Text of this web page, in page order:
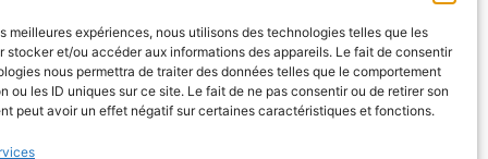
meilleures expériences, nous utilisons des technologies telles que les
stocker et/ou accéder aux informations des appareils. Le fait de consentir
nous permettra de traiter des données telles que le comportement
ou les ID uniques sur ce site. Le fait de ne pas consentir ou de retirer son
peut avoir un effet négatif sur certaines caractéristiques et fonctions.